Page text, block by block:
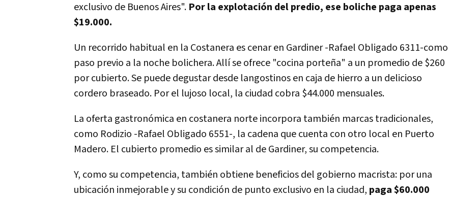
exclusivo de Buenos Aires". Por la explotación del predio, ese boliche paga apenas
$19.000.
Un recorrido habitual en la Costanera es cenar en Gardiner -Rafael Obligado 6311-como
paso previo a la noche bolichera. Allí se ofrece "cocina porteña" a un promedio de $260
por cubierto. Se puede degustar desde langostinos en caja de hierro a un delicioso
cordero braseado. Por el lujoso local, la ciudad cobra $44.000 mensuales.
La oferta gastronómica en costanera norte incorpora también marcas tradicionales,
como Rodizio -Rafael Obligado 6551-, la cadena que cuenta con otro local en Puerto
Madero. El cubierto promedio es similar al de Gardiner, su competencia.
Y, como su competencia, también obtiene beneficios del gobierno macrista: por una
ubicación inmejorable y su condición de punto exclusivo en la ciudad, paga $60.000